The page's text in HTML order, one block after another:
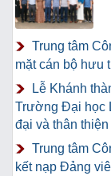
Trung tâm
mặt cán bộ hưu
Lễ Khánh
Trường Đại học
đại và thân thiện
Trung tâm
kết nạp Đảng